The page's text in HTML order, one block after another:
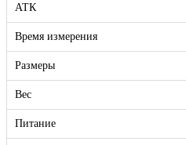
АТК
Время измерения
Размеры
Вес
Питание